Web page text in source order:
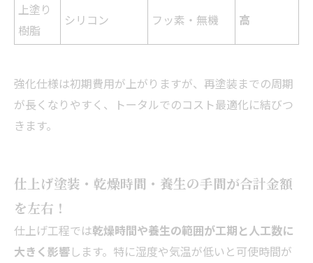
上塗り
樹脂
シリコン フッ素・無機 高
強化仕様は初期費用が上がりますが、再塗装までの周期
が長くなりやすく、トータルでのコスト最適化に結びつ
きます。
仕上げ塗装・乾燥時間・養生の手間が合計金額
を左右！
仕上げ工程では乾燥時間や養生の範囲が工期と人工数に
大きく影響します。特に湿度や気温が低いと可使時間が